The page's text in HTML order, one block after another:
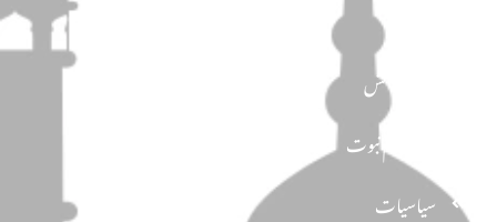
دین و دانش
تحفظ ختم نبوت
سیاسیات